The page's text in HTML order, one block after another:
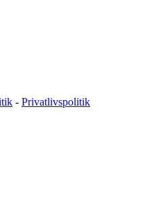
- Privatlivspolitik